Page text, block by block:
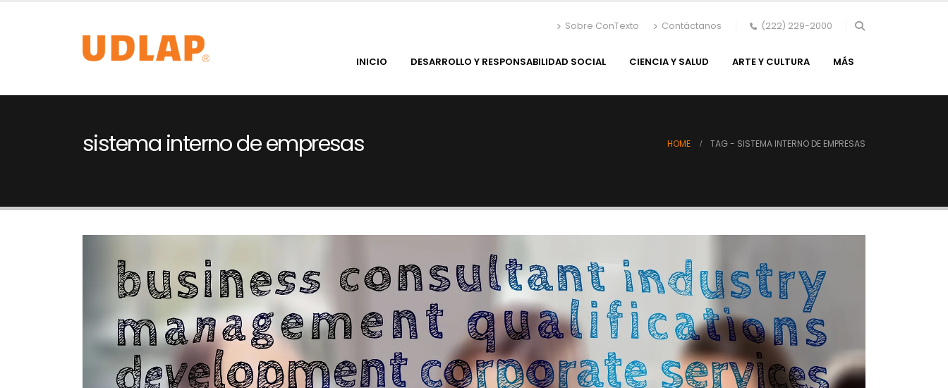
Sobre ConTexto Contáctanos (222) 229-2000
INICIO DESARROLLO Y RESPONSABILIDAD SOCIAL CIENCIA Y SALUD ARTE Y CULTURA MÁS
sistema interno de empresas HOME TAG - SISTEMA INTERNO DE EMPRESAS